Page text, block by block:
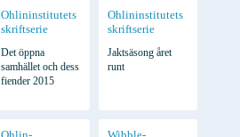
Ohlininstitutets
skriftserie
Det öppna
samhället och dess
fiender 2015
Ohlininstitutets
skriftserie
Jaktsäsong året
runt